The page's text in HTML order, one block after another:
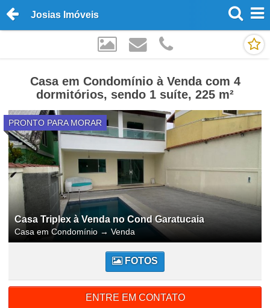
Josias Imóveis
Casa em Condomínio à Venda com 4
dormitórios, sendo 1 suíte, 225 m²
PRONTO PARA MORAR
Casa Triplex à Venda no Cond Garatucaia
Casa em Condomínio → Venda
FOTOS
ENTRE EM CONTATO